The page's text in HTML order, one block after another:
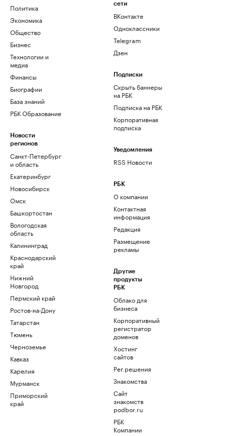
Политика
Экономика
Общество
Бизнес
Технологии и
медиа
Финансы
Биографии
База знаний
РБК Образование
Новости
регионов
Санкт-Петербург
и область
Екатеринбург
Новосибирск
Омск
Башкортостан
Вологодская
область
Калининград
Краснодарский
край
Нижний
Новгород
Пермский край
Ростов-на-Дону
Татарстан
Тюмень
Черноземье
Кавказ
Карелия
Мурманск
Приморский
край
сети
ВКонтакте
Одноклассники
Telegram
Дзен
Подписки
Скрыть баннеры
на РБК
Подписка на РБК
Корпоративная
подписка
Уведомления
RSS Новости
РБК
О компании
Контактная
информация
Редакция
Размещение
рекламы
Другие
продукты
РБК
Облако для
бизнеса
Корпоративный
регистратор
доменов
Хостинг
сайтов
Рег.решения
Знакомства
Сайт
знакомств
podbor.ru
РБК
Компании